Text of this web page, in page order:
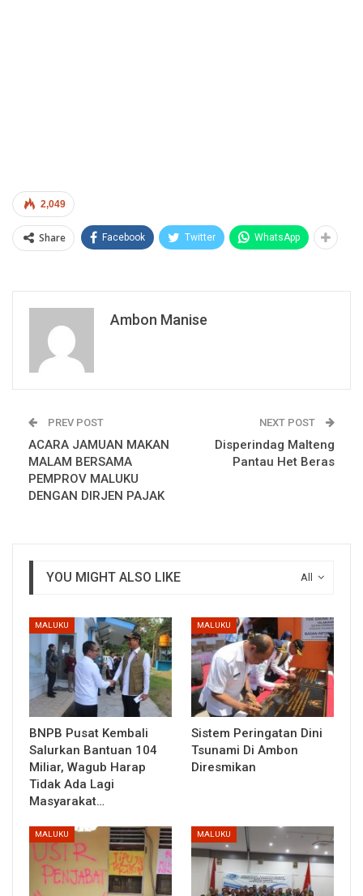
2,049
Share Facebook Twitter WhatsApp
Ambon Manise
PREV POST
ACARA JAMUAN MAKAN
MALAM BERSAMA
PEMPROV MALUKU
DENGAN DIRJEN PAJAK
NEXT POST
Disperindag Malteng
Pantau Het Beras
All
YOU MIGHT ALSO LIKE
MALUKU
BNPB Pusat Kembali
Salurkan Bantuan 104
Miliar, Wagub Harap
Tidak Ada Lagi
Masyarakat…
MALUKU
Sistem Peringatan Dini
Tsunami Di Ambon
Diresmikan
MALUKU MALUKU